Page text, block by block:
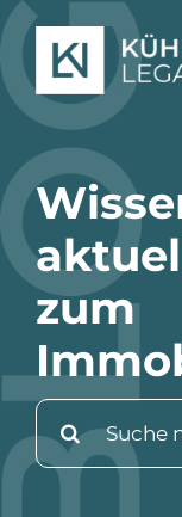
Zum
Inhalt
springen
Kanzlei
Leistungen
Aktuelles
zum
Suche
nach: